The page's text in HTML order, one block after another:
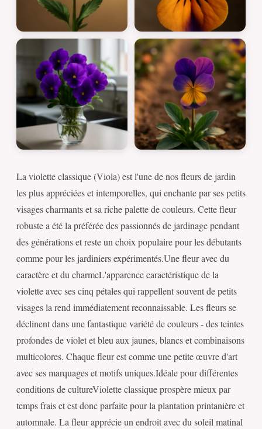
La violette classique (Viola) est l'une de nos fleurs de jardin
les plus appréciées et intemporelles, qui enchante par ses petits
visages charmants et sa riche palette de couleurs. Cette fleur
robuste a été la préférée des passionnés de jardinage pendant
des générations et reste un choix populaire pour les débutants
comme pour les jardiniers expérimentés.Une fleur avec du
caractère et du charmeL'apparence caractéristique de la
violette avec ses cinq pétales qui rappellent souvent de petits
visages la rend immédiatement reconnaissable. Les fleurs se
déclinent dans une fantastique variété de couleurs - des teintes
profondes de violet et bleu aux jaunes, blancs et combinaisons
multicolores. Chaque fleur est comme une petite œuvre d'art
avec ses marquages et motifs uniques.Idéale pour différentes
conditions de cultureViolette classique prospère mieux par
temps frais et est donc parfaite pour la plantation printanière et
automnale. La fleur apprécie un endroit avec du soleil matinal